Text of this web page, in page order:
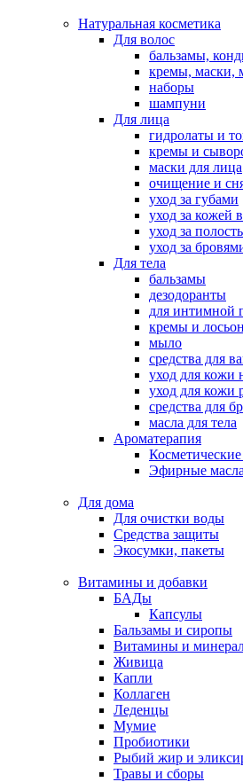
Натуральная косметика
Для волос
бальзамы,
кремы, маски,
наборы
шампуни
Для лица
гидролаты и
кремы и
маски для лица
очищение и
уход за губами
уход за кожей
уход за
уход за
Для тела
бальзамы
дезодоранты
для интимной
кремы и
мыло
средства для
уход для кожи
уход для кожи
средства для
масла для тела
Ароматерапия
Эфирные масла
Для дома
Для очистки воды
Средства защиты
Экосумки, пакеты
Витамины и добавки
БАДы
Капсулы
Бальзамы и сиропы
Витамины и
Живица
Капли
Коллаген
Леденцы
Мумие
Пробиотики
Рыбий жир и
Травы и сборы